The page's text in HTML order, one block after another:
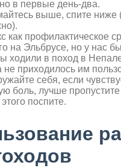
в первые день-два.
выше, спите ниже
как профилактическое
на Эльбрусе, но у нас
ходили в поход в
не приходилось им
себя, если
боль, лучше
поспите.